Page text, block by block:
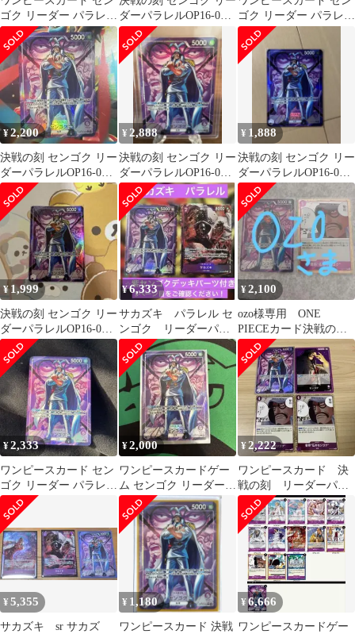
ゴク リーダー パラレル
決戦の刻 OP16 060
ダーパラレルOP16-060
L
ゴク リーダー パラレル
決戦の刻 OP16
¥2,200
決戦の刻 センゴク リー
ダーパラレルOP16-060
L
¥ 2,888
決戦の刻 センゴク リー
ダーパラレルOP16-060
L
¥ 1,888
決戦の刻 センゴク リー
ダーパラレルOP16-060
L
¥ 1,999
決戦の刻 センゴク リー
ダーパラレルOP16-060
L
¥6,333
サカズキ パラレル セ
ンゴク リーダーパラ
レル 紫センゴクデッ
キパーツ決戦の刻
¥2,100
ozo様専用 ONE
PIECEカード決戦の
刻 センゴク
¥2,333
ワンピースカード セン
ゴク リーダー パラレル
決戦の刻 OP16 060
¥2,000
ワンピースカードゲー
ム センゴク リーダーパ
ラレル OP16-060決戦の
刻
¥2,222
ワンピースカード 決
戦の刻 リーダーパラ
レル リーパラ セン
ゴク op15
¥5,355
サカズキ sr サカズ
¥ 1,180
ワンピースカード 決戦
¥6,666
ワンピースカードゲー